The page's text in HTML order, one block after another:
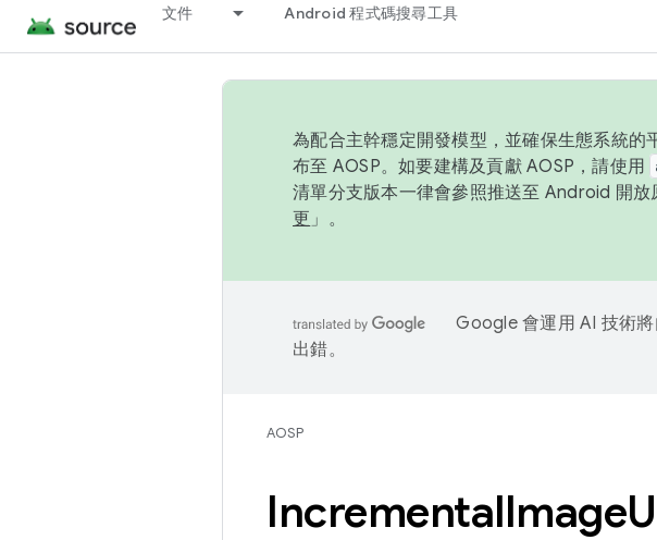
文件 Android 程式碼搜尋工具
為配合主幹穩定開發模型，並確保生態系統
布至 AOSP。如要建構及貢獻 AOSP，請使用
清單分支版本一律會參照推送至 Android 開放
更 」。
Google 會運用 AI 技術
出錯。
AOSP
IncrementalImage